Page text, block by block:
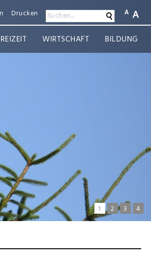
A A
Suchen...
DruckenSuchen
WIRTSCHAFT BILDUNG
1 2 3 4